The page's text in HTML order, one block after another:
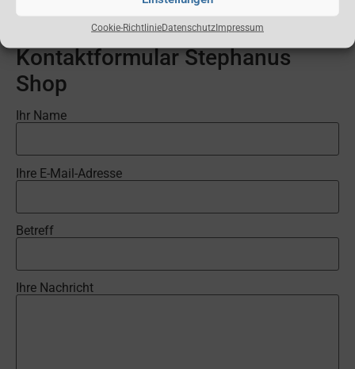
Cookie-RichtlinieDatenschutzImpressum
Kontaktformular Stephanus
Shop
Ihr Name
Ihre E-Mail-Adresse
Betreff
Ihre Nachricht